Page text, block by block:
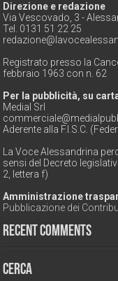
Direzione e redazione
Via Vescovado, 3 -
Tel. 0131 51 22 25
Registrato presso la
febbraio 1963 con n. 62
Per la pubblicità, su
Medial Srl
Aderente alla F.I.S.C.
La Voce Alessandrina
sensi del Decreto
2, lettera f)
Amministrazione
Pubblicazione dei
Recent Comments
Cerca